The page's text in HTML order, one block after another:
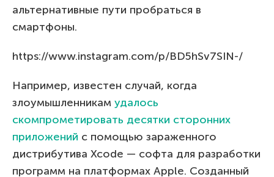
альтернативные пути пробраться в
смартфоны.
https://www.instagram.com/p/BD5hSv7SIN-/
Например, известен случай, когда
злоумышленникам удалось
скомпрометировать десятки сторонних
приложений с помощью зараженного
дистрибутива Xcode — софта для разработки
программ на платформах Apple. Созданный